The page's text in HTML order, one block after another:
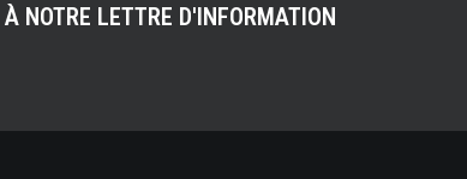
NOTRE LETTRE D'INFORMATION